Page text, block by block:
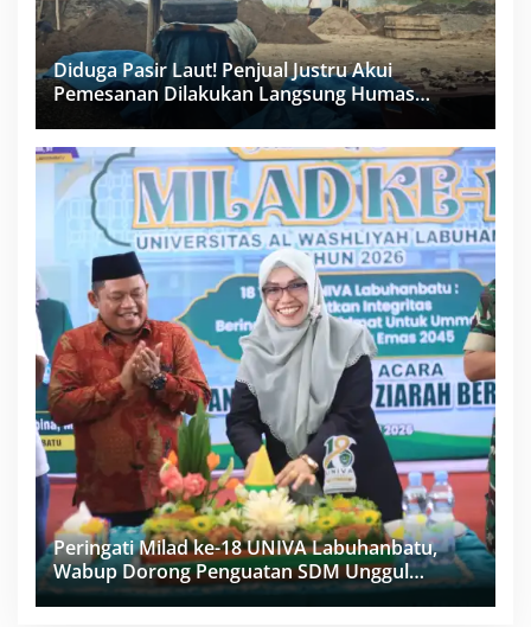
Diduga Pasir Laut! Penjual Justru Akui
Pemesanan Dilakukan Langsung Humas
Peringati Milad ke-18 UNIVA Labuhanbatu,
Wabup Dorong Penguatan SDM Unggul
Menuju Indonesia Emas 2045